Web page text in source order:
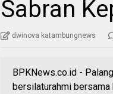
Sabran
dwinova katambungnews
BPKNews.co.id -
bersilaturahmi bersama